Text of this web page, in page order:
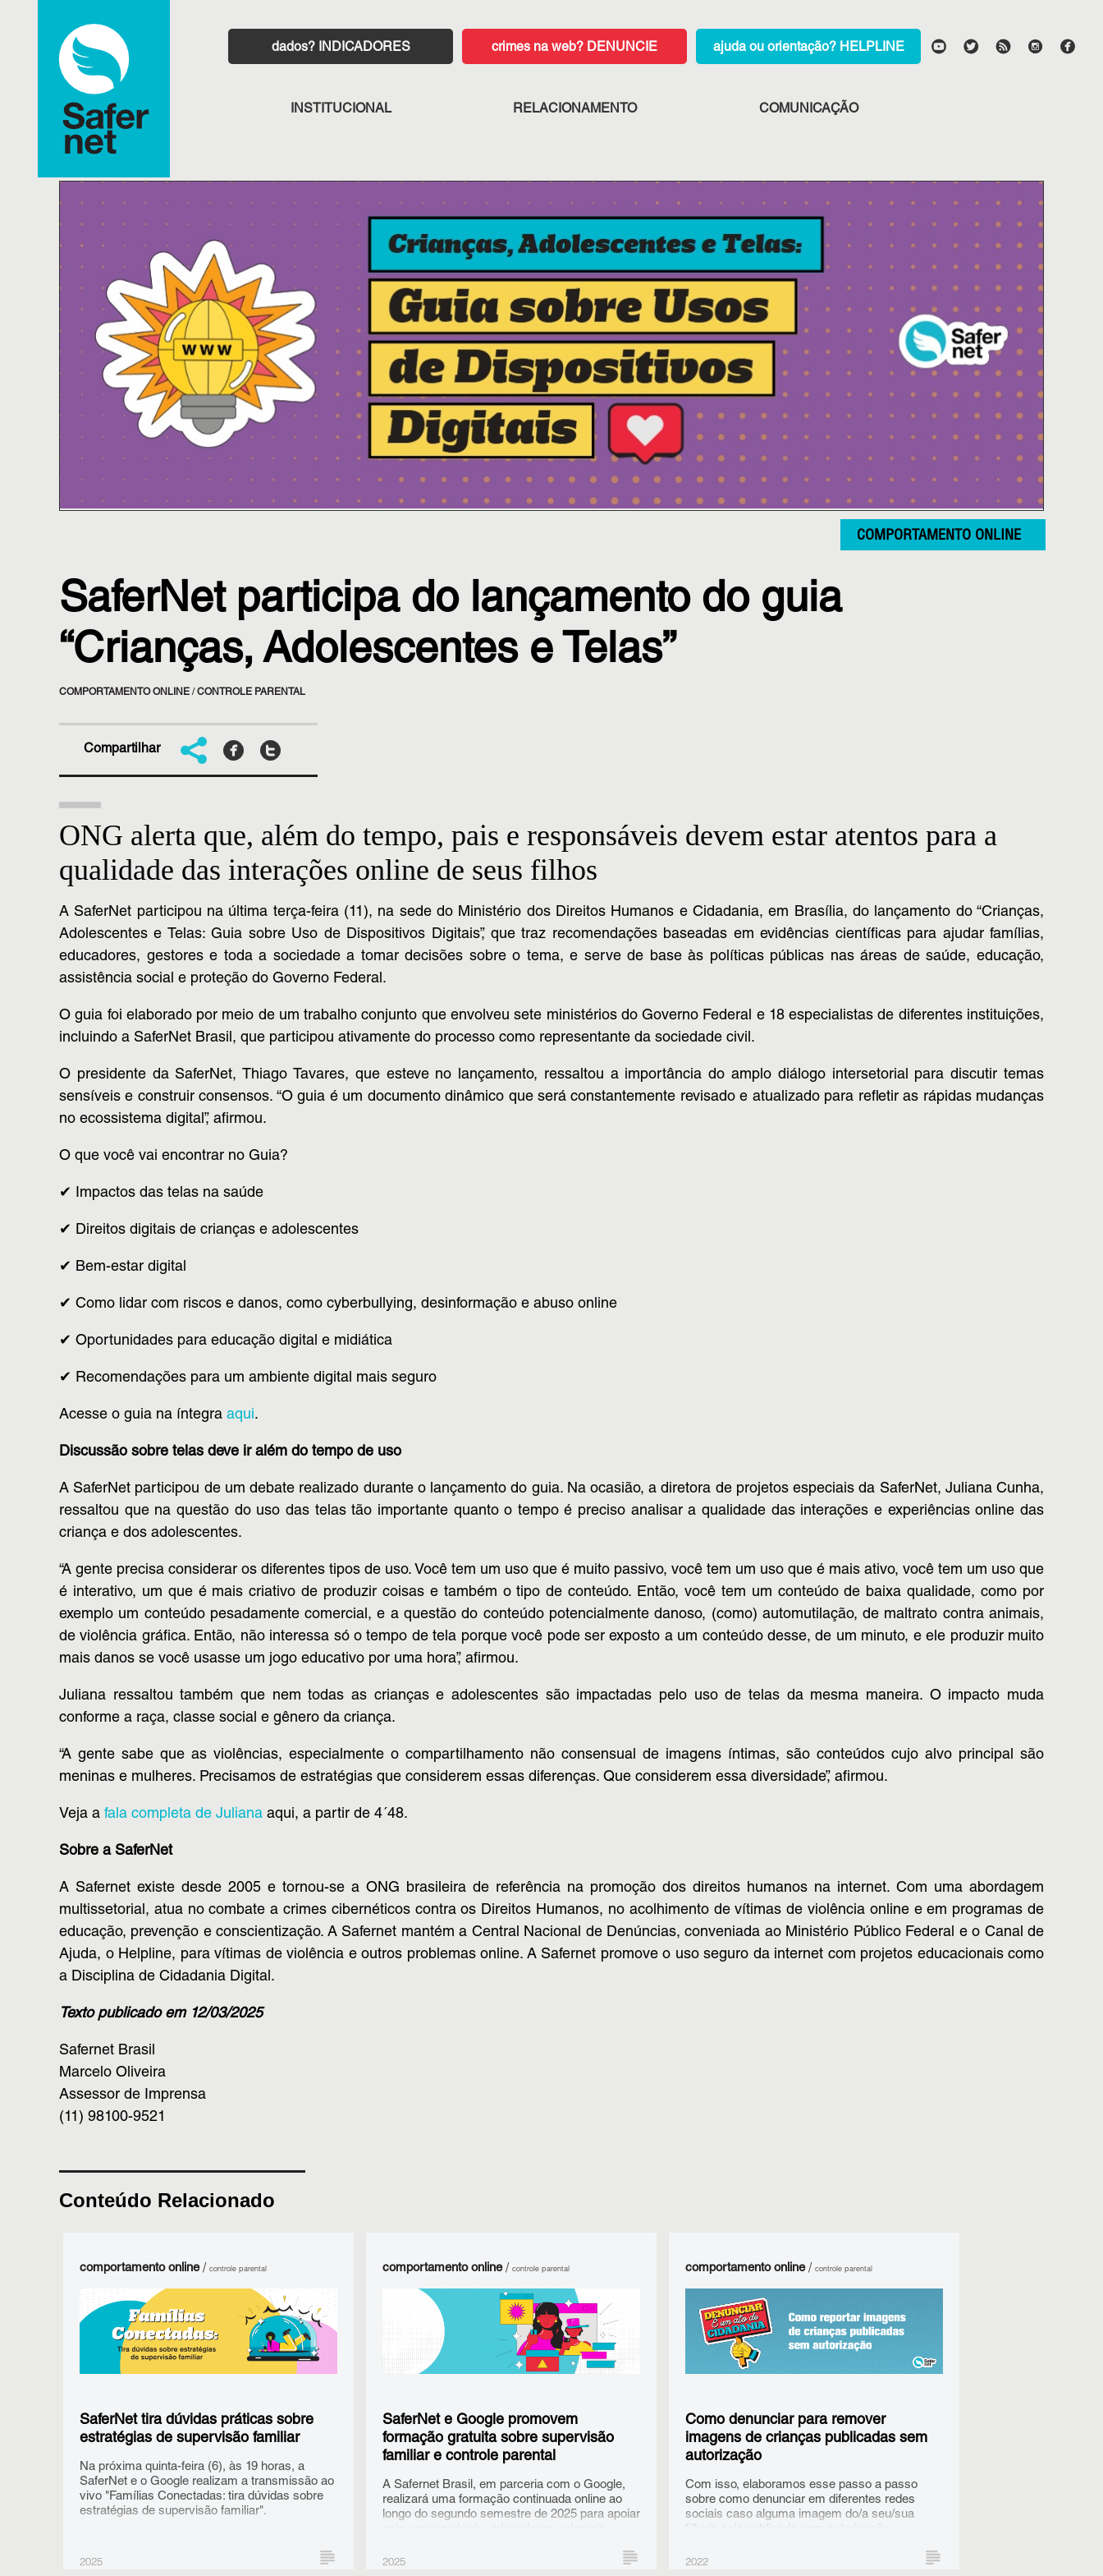
INDICADORES DENUNCIE HELPLINE
INSTITUCIONAL RELACIONAMENTO COMUNICAÇÃO
COMPORTAMENTO ONLINE
SaferNet participa do lançamento do guia
“Crianças, Adolescentes e Telas”
COMPORTAMENTO ONLINE / CONTROLE PARENTAL
Compartilhar
ONG alerta que, além do tempo, pais e responsáveis devem estar atentos para a
qualidade das interações online de seus filhos
A SaferNet participou na última terça-feira (11), na sede do Ministério dos Direitos Humanos e Cidadania, em Brasília, do lançamento do “Crianças,
Adolescentes e Telas: Guia sobre Uso de Dispositivos Digitais”, que traz recomendações baseadas em evidências científicas para ajudar famílias,
educadores, gestores e toda a sociedade a tomar decisões sobre o tema, e serve de base às políticas públicas nas áreas de saúde, educação,
assistência social e proteção do Governo Federal.
O guia foi elaborado por meio de um trabalho conjunto que envolveu sete ministérios do Governo Federal e 18 especialistas de diferentes instituições,
incluindo a SaferNet Brasil, que participou ativamente do processo como representante da sociedade civil.
O presidente da SaferNet, Thiago Tavares, que esteve no lançamento, ressaltou a importância do amplo diálogo intersetorial para discutir temas
sensíveis e construir consensos. “O guia é um documento dinâmico que será constantemente revisado e atualizado para refletir as rápidas mudanças
no ecossistema digital”, afirmou.
O que você vai encontrar no Guia?
✔ Impactos das telas na saúde
✔ Direitos digitais de crianças e adolescentes
✔ Bem-estar digital
✔ Como lidar com riscos e danos, como cyberbullying, desinformação e abuso online
✔ Oportunidades para educação digital e midiática
✔ Recomendações para um ambiente digital mais seguro
Acesse o guia na íntegra aqui.
Discussão sobre telas deve ir além do tempo de uso
A SaferNet participou de um debate realizado durante o lançamento do guia. Na ocasião, a diretora de projetos especiais da SaferNet, Juliana Cunha,
ressaltou que na questão do uso das telas tão importante quanto o tempo é preciso analisar a qualidade das interações e experiências online das
criança e dos adolescentes.
“A gente precisa considerar os diferentes tipos de uso. Você tem um uso que é muito passivo, você tem um uso que é mais ativo, você tem um uso que
é interativo, um que é mais criativo de produzir coisas e também o tipo de conteúdo. Então, você tem um conteúdo de baixa qualidade, como por
exemplo um conteúdo pesadamente comercial, e a questão do conteúdo potencialmente danoso, (como) automutilação, de maltrato contra animais,
de violência gráfica. Então, não interessa só o tempo de tela porque você pode ser exposto a um conteúdo desse, de um minuto, e ele produzir muito
mais danos se você usasse um jogo educativo por uma hora”, afirmou.
Juliana ressaltou também que nem todas as crianças e adolescentes são impactadas pelo uso de telas da mesma maneira. O impacto muda
conforme a raça, classe social e gênero da criança.
“A gente sabe que as violências, especialmente o compartilhamento não consensual de imagens íntimas, são conteúdos cujo alvo principal são
meninas e mulheres. Precisamos de estratégias que considerem essas diferenças. Que considerem essa diversidade”, afirmou.
Veja a fala completa de Juliana aqui, a partir de 4´48.
Sobre a SaferNet
A Safernet existe desde 2005 e tornou-se a ONG brasileira de referência na promoção dos direitos humanos na internet. Com uma abordagem
multissetorial, atua no combate a crimes cibernéticos contra os Direitos Humanos, no acolhimento de vítimas de violência online e em programas de
educação, prevenção e conscientização. A Safernet mantém a Central Nacional de Denúncias, conveniada ao Ministério Público Federal e o Canal de
Ajuda, o Helpline, para vítimas de violência e outros problemas online. A Safernet promove o uso seguro da internet com projetos educacionais como
a Disciplina de Cidadania Digital.
Texto publicado em 12/03/2025
Safernet Brasil
Marcelo Oliveira
Assessor de Imprensa
(11) 98100-9521
Conteúdo Relacionado
comportamento online/ controle parental
SaferNet tira dúvidas práticas sobre
estratégias de supervisão familiar
Na próxima quinta-feira (6), às 19 horas, a
SaferNet e o Google realizam a transmissão ao
vivo "Famílias Conectadas: tira dúvidas sobre
estratégias de supervisão familiar".
2025
comportamento online/ controle parental
SaferNet e Google promovem
formação gratuita sobre supervisão
familiar e controle parental
A Safernet Brasil, em parceria com o Google,
realizará uma formação continuada online ao
longo do segundo semestre de 2025 para apoiar
sobre supervisão familiar e ferramentas de
2025
comportamento online/ controle parental
Como denunciar para remover
imagens de crianças publicadas sem
autorização
Com isso, elaboramos esse passo a passo
sobre como denunciar em diferentes redes
sociais caso alguma imagem do/a seu/sua
2022